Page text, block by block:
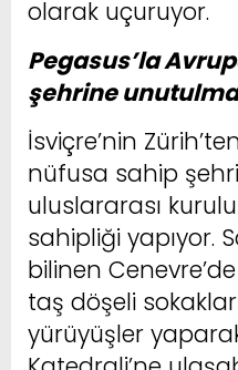
olarak uçuruyor.
Pegasus’la
şehrine
İsviçre’nin
nüfusa sahip
uluslararası
sahipliği yapıyor.
bilinen
taş döşeli
yürüyüşler